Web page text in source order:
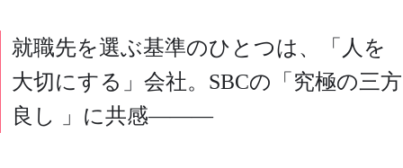
就職先を選ぶ基準のひとつは、「人を
大切にする」会社。SBCの「究極の三方
良し 」に共感———